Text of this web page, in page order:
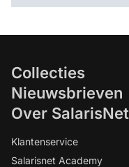
Collecties
Nieuwsbrieven
Over SalarisNet
Klantenservice
Salarisnet Academy